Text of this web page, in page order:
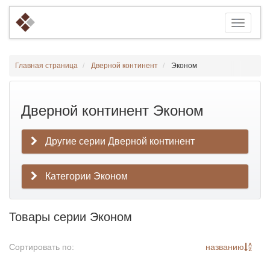
Главная страница Дверной континент Эконом
Дверной континент Эконом
Другие серии Дверной континент
Категории Эконом
Товары серии Эконом
Сортировать по:
названию